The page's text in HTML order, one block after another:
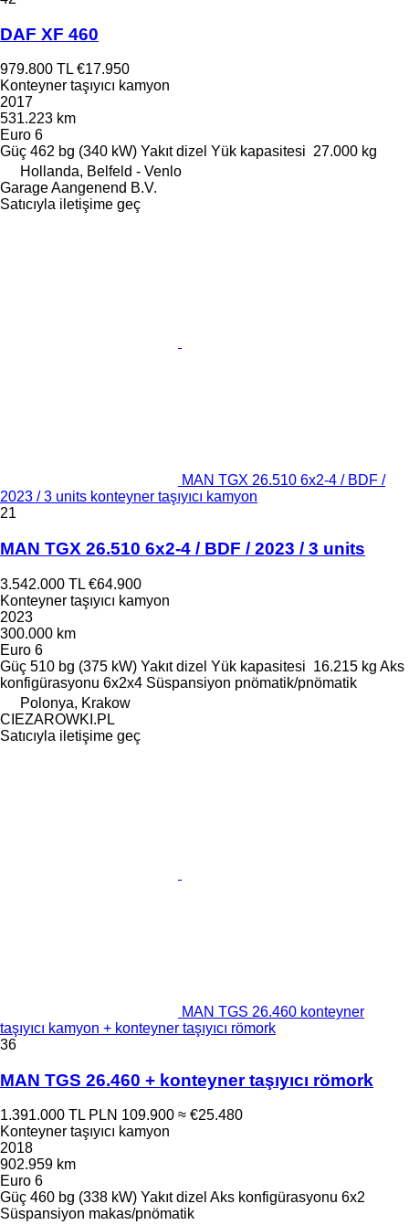
DAF XF 460
979.800 TL €17.950
Konteyner taşıyıcı kamyon
2017
531.223 km
Euro 6
Güç 462 bg (340 kW) Yakıt dizel Yük kapasitesi 27.000 kg
Hollanda, Belfeld - Venlo
Garage Aangenend B.V.
Satıcıyla iletişime geç
MAN TGX 26.510 6x2-4 / BDF /
2023 / 3 units konteyner taşıyıcı kamyon
21
MAN TGX 26.510 6x2-4 / BDF / 2023 / 3 units
3.542.000 TL €64.900
Konteyner taşıyıcı kamyon
2023
300.000 km
Euro 6
Güç 510 bg (375 kW) Yakıt dizel Yük kapasitesi 16.215 kg Aks
konfigürasyonu 6x2x4 Süspansiyon pnömatik/pnömatik
Polonya, Krakow
CIEZAROWKI.PL
Satıcıyla iletişime geç
MAN TGS 26.460 konteyner
taşıyıcı kamyon + konteyner taşıyıcı römork
36
MAN TGS 26.460 + konteyner taşıyıcı römork
1.391.000 TL PLN 109.900 ≈ €25.480
Konteyner taşıyıcı kamyon
2018
902.959 km
Euro 6
Güç 460 bg (338 kW) Yakıt dizel Aks konfigürasyonu 6x2
Süspansiyon makas/pnömatik